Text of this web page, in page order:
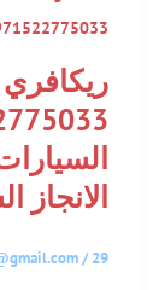
الانجاز
/29 يناير، 2025